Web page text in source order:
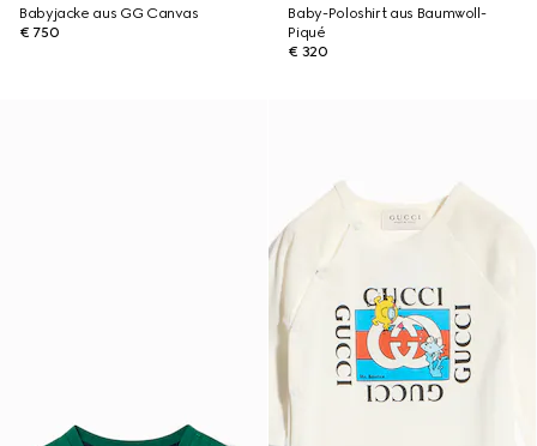
Babyjacke aus GG Canvas
€ 750
Baby-Poloshirt aus Baumwoll-
Piqué
€ 320